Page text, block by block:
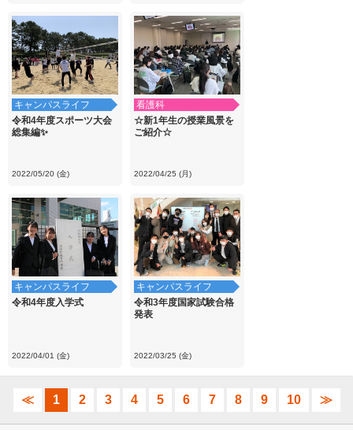
キャンパスライフ
令和4年度スポーツ大会
総集編✨
2022/05/20 (金)
看護科
☆新1年生の授業風景を
ご紹介☆
2022/04/25 (月)
キャンパスライフ
令和4年度入学式
2022/04/01 (金)
キャンパスライフ
令和3年度国家試験合格
発表
2022/03/25 (金)
≪ 1 2 3 4 5 6 7 8 9 10 ≫